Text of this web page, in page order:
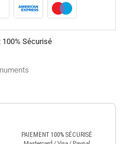
100% Sécurisé
PAIEMENT 100% SÉCURISÉ